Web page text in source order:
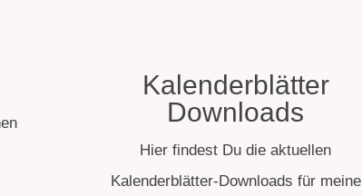
Kalenderblätter
Downloads
Hier findest Du die aktuellen
Kalenderblätter-Downloads für meine